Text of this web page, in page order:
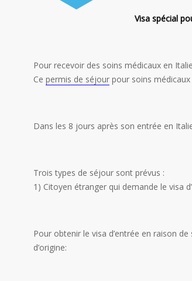
Visa spécial
Pour recevoir des soins médicaux en
Ce permis de séjour pour soins
Dans les 8 jours après son entrée en
Trois types de séjour sont prévus :
1) Citoyen étranger qui demande le visa
Pour obtenir le visa d’entrée en raison
d’origine: